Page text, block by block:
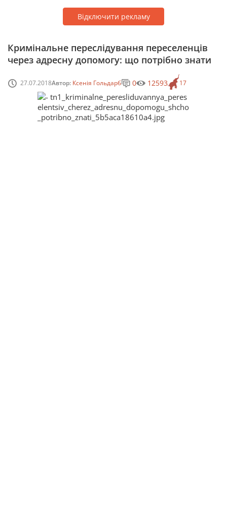
Відключити рекламу
Кримінальне переслідування переселенців
через адресну допомогу: що потрібно знати
27.07.2018Автор: Ксенія Гольдарб 17
0 12593